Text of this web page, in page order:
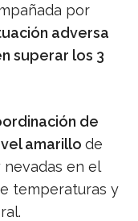
por
adversa
superar los 3
de
amarillo de
en el
temperaturas y